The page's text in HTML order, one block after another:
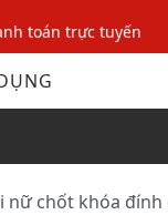
toán trực tuyến
thành viên mới!
toán trực tuyến
nữ chốt khóa